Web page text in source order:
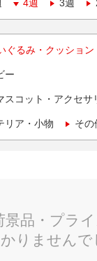
4週 3週
ぐるみ・クッション
ー
スコット・アクセサ
リア・小物 その